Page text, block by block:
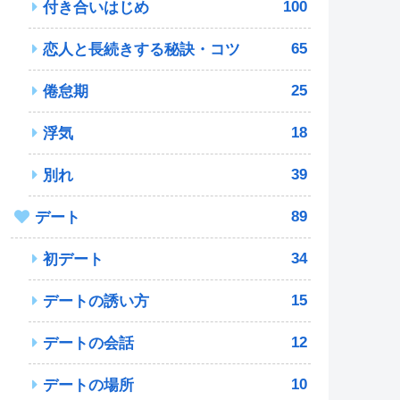
付き合いはじめ 100
恋人と長続きする秘訣・コツ 65
倦怠期 25
浮気 18
別れ 39
デート 89
初デート 34
デートの誘い方 15
デートの会話 12
デートの場所 10